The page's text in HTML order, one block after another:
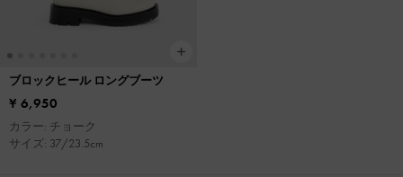
ブロックヒール ロングブーツ
¥ 6,950
カラー: チョーク
サイズ: 37/23.5cm